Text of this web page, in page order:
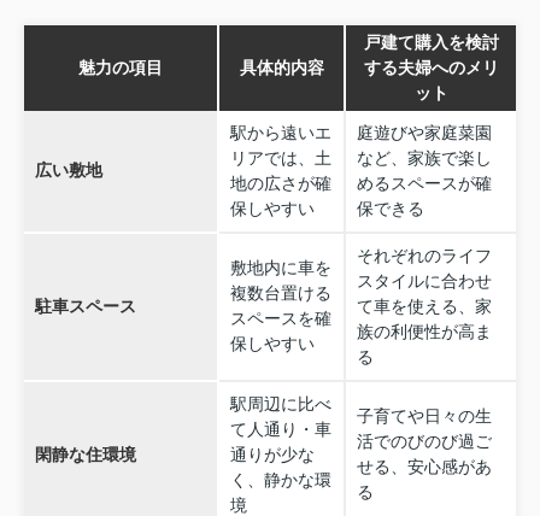
魅力の項目 具体的内容
戸建て購入を検討
する夫婦へのメリ
ット
広い敷地
駅から遠いエ
リアでは、土
地の広さが確
保しやすい
庭遊びや家庭菜園
など、家族で楽し
めるスペースが確
保できる
駐車スペース
敷地内に車を
複数台置ける
スペースを確
保しやすい
それぞれのライフ
スタイルに合わせ
て車を使える、家
族の利便性が高ま
る
閑静な住環境
駅周辺に比べ
て人通り・車
通りが少な
く、静かな環
境
子育てや日々の生
活でのびのび過ご
せる、安心感があ
る